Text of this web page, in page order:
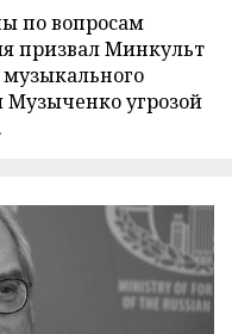
по вопросам
призвал Минкульт
угрозой